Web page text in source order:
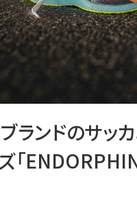
ランドのサッ
「